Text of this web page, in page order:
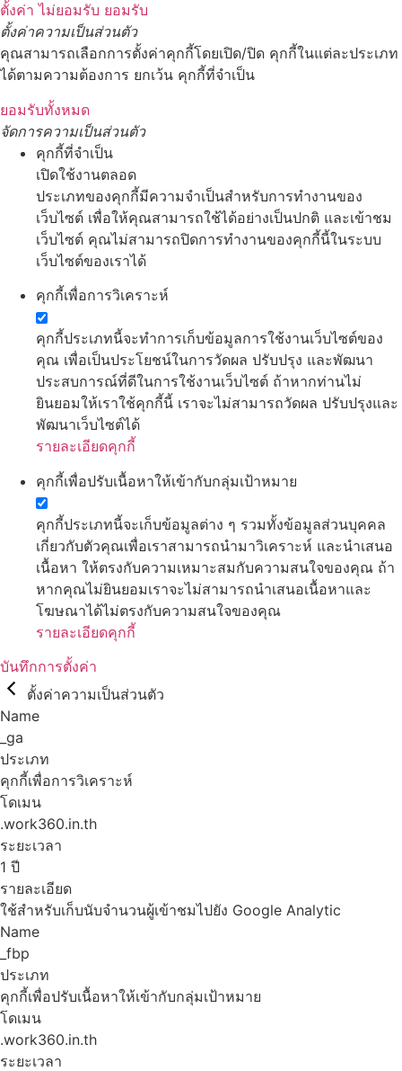
ตั้งค่า ไม่ยอมรับ ยอมรับ
ตั้งค่าความเป็นส่วนตัว
คุณสามารถเลือกการตั้งค่าคุกกี้โดยเปิด/ปิด คุกกี้ในแต่ละประเภท
ได้ตามความต้องการ ยกเว้น คุกกี้ที่จำเป็น
ยอมรับทั้งหมด
จัดการความเป็นส่วนตัว
คุกกี้ที่จำเป็น
เปิดใช้งานตลอด
ประเภทของคุกกี้มีความจำเป็นสำหรับการทำงานของ
เว็บไซต์ เพื่อให้คุณสามารถใช้ได้อย่างเป็นปกติ และเข้าชม
เว็บไซต์ คุณไม่สามารถปิดการทำงานของคุกกี้นี้ในระบบ
เว็บไซต์ของเราได้
คุกกี้เพื่อการวิเคราะห์
คุกกี้ประเภทนี้จะทำการเก็บข้อมูลการใช้งานเว็บไซต์ของ
คุณ เพื่อเป็นประโยชน์ในการวัดผล ปรับปรุง และพัฒนา
ประสบการณ์ที่ดีในการใช้งานเว็บไซต์ ถ้าหากท่านไม่
ยินยอมให้เราใช้คุกกี้นี้ เราจะไม่สามารถวัดผล ปรับปรุงและ
พัฒนาเว็บไซต์ได้
รายละเอียดคุกกี้
คุกกี้เพื่อปรับเนื้อหาให้เข้ากับกลุ่มเป้าหมาย
คุกกี้ประเภทนี้จะเก็บข้อมูลต่าง ๆ รวมทั้งข้อมูลส่วนบุคคล
เกี่ยวกับตัวคุณเพื่อเราสามารถนำมาวิเคราะห์ และนำเสนอ
เนื้อหา ให้ตรงกับความเหมาะสมกับความสนใจของคุณ ถ้า
หากคุณไม่ยินยอมเราจะไม่สามารถนำเสนอเนื้อหาและ
โฆษณาได้ไม่ตรงกับความสนใจของคุณ
รายละเอียดคุกกี้
บันทึกการตั้งค่า
ตั้งค่าความเป็นส่วนตัว
Name
_ga
ประเภท
คุกกี้เพื่อการวิเคราะห์
โดเมน
.work360.in.th
ระยะเวลา
1 ปี
รายละเอียด
ใช้สำหรับเก็บนับจำนวนผู้เข้าชมไปยัง Google Analytic
Name
_fbp
ประเภท
คุกกี้เพื่อปรับเนื้อหาให้เข้ากับกลุ่มเป้าหมาย
โดเมน
.work360.in.th
ระยะเวลา